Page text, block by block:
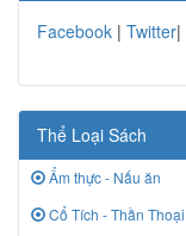
Facebook | Twitter|
Thể Loại Sách
Ẩm thực - Nấu ăn
Cổ Tích - Thần Thoại